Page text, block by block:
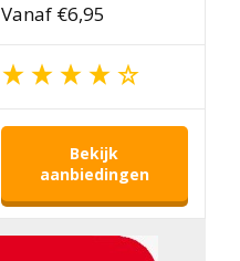
Vanaf €6,95
Bekijk
aanbiedingen